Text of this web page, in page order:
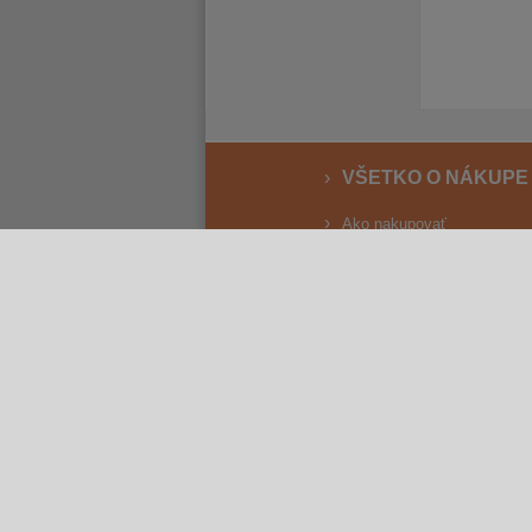
VŠETKO O NÁKUPE
Ako nakupovať